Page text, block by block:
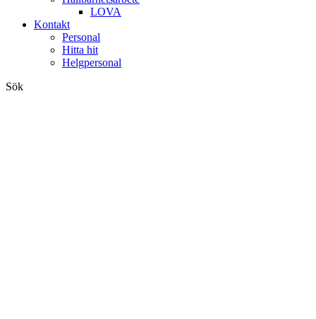
LOVA
Kontakt
Personal
Hitta hit
Helgpersonal
Sök